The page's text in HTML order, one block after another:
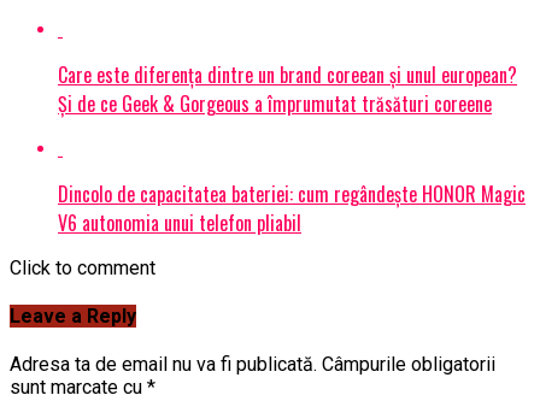
Care este diferența dintre un brand coreean și unul european?
Și de ce Geek & Gorgeous a împrumutat trăsături coreene
Dincolo de capacitatea bateriei: cum regândește HONOR Magic
V6 autonomia unui telefon pliabil
Click to comment
Leave a Reply
Adresa ta de email nu va fi publicată. Câmpurile obligatorii
sunt marcate cu *